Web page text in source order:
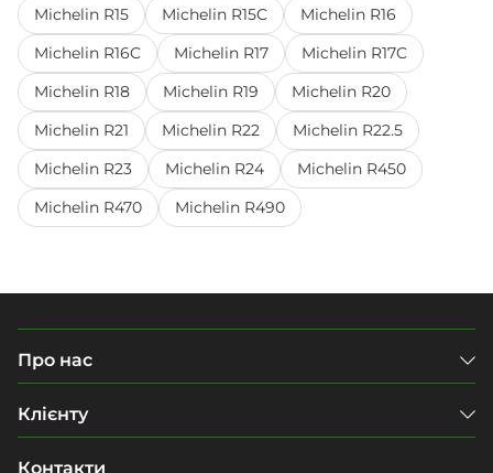
Michelin R15
Michelin R15C
Michelin R16
Michelin R16C
Michelin R17
Michelin R17C
Michelin R18
Michelin R19
Michelin R20
Michelin R21
Michelin R22
Michelin R22.5
Michelin R23
Michelin R24
Michelin R450
Michelin R470
Michelin R490
Про нас
Клієнту
Контакти